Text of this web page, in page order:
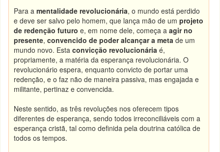
Para amentalidade revolucionária, o mundo está perdido
e deve ser salvo pelo homem, que lança mão de umprojeto
de redenção futuro e, em nome dele, começa aagir no
presente,convencido de poder alcançar a meta de um
mundo novo. Estaconvicção revolucionária é,
propriamente, a matéria da esperança revolucionária. O
revolucionário espera, enquanto convicto de portar uma
redenção, e o faz não de maneira passiva, mas engajada e
militante, pertinaz e convencida.
Neste sentido, as três revoluções nos oferecem tipos
diferentes de esperança, sendo todos irreconciliáveis com a
esperança cristã, tal como definida pela doutrina católica de
todos os tempos.